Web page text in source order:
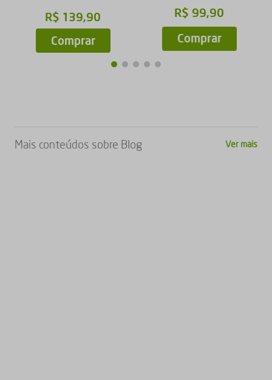
R$ 139,90
Comprar
R$ 99,90
Comprar
Mais conteúdos sobre Blog Ver mais